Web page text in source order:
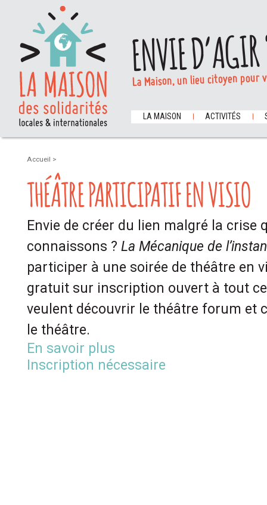
ENVIE
La Maison, un lieu citoyen
LA MAISON ACTIVITÉS
Accueil >
THÉÂTRE PARTICIPATIF EN VISIO
Envie de créer du lien malgré la crise
connaissons ? La Mécanique de
participer à une soirée de théâtre en
gratuit sur inscription ouvert à tout
veulent découvrir le théâtre forum et
le théâtre.
En savoir plus
Inscription nécessaire